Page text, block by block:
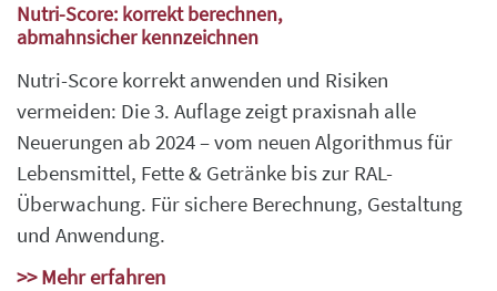
Nutri-Score: korrekt berechnen,
abmahnsicher kennzeichnen
Nutri-Score korrekt anwenden und Risiken
vermeiden: Die 3. Auflage zeigt praxisnah alle
Neuerungen ab 2024 – vom neuen Algorithmus für
Lebensmittel, Fette & Getränke bis zur RAL-
Überwachung. Für sichere Berechnung, Gestaltung
und Anwendung.
>> Mehr erfahren